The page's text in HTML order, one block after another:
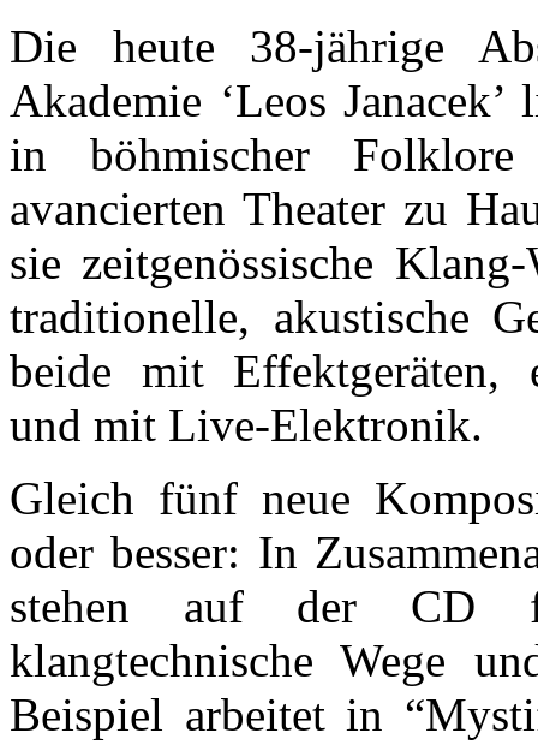
Die heute 38-jährige
Akademie ‘Leos
in böhmischer
avancierten Theater zu
sie zeitgenössische
traditionelle, akustische
beide mit Effektgeräten,
und mit Live-Elektronik.
Gleich fünf neue
oder besser: In
stehen auf der CD
klangtechnische Wege
Beispiel arbeitet in